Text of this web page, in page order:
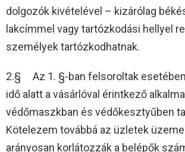
dolgozók kivételével – kizárólag
lakcímmel vagy tartózkodási hellyel
személyek tartózkodhatnak.
2.§ Az 1. §-ban felsoroltak
idő alatt a vásárlóval érintkező
védőmaszkban és védőkesztyűben
Kötelezem továbbá az üzletek
arányosan korlátozzák a belépők